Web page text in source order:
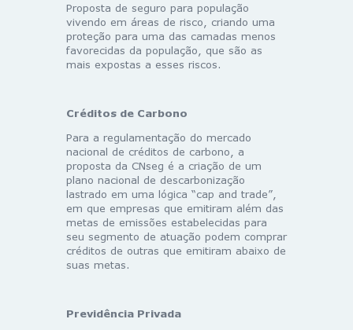
Proposta de seguro para população
vivendo em áreas de risco, criando uma
proteção para uma das camadas menos
favorecidas da população, que são as
mais expostas a esses riscos.
Créditos de Carbono
Para a regulamentação do mercado
nacional de créditos de carbono, a
proposta da CNseg é a criação de um
plano nacional de descarbonização
lastrado em uma lógica “cap and trade”,
em que empresas que emitiram além das
metas de emissões estabelecidas para
seu segmento de atuação podem comprar
créditos de outras que emitiram abaixo de
suas metas.
Previdência Privada